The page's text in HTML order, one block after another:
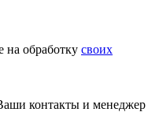
на обработку своих
контакты и менеджер